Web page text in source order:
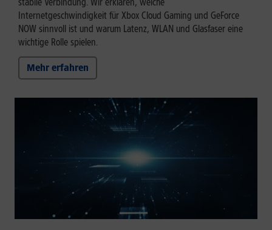
stabile Verbindung. Wir erklären, welche
Internetgeschwindigkeit für Xbox Cloud Gaming und GeForce
NOW sinnvoll ist und warum Latenz, WLAN und Glasfaser eine
wichtige Rolle spielen.
Mehr erfahren